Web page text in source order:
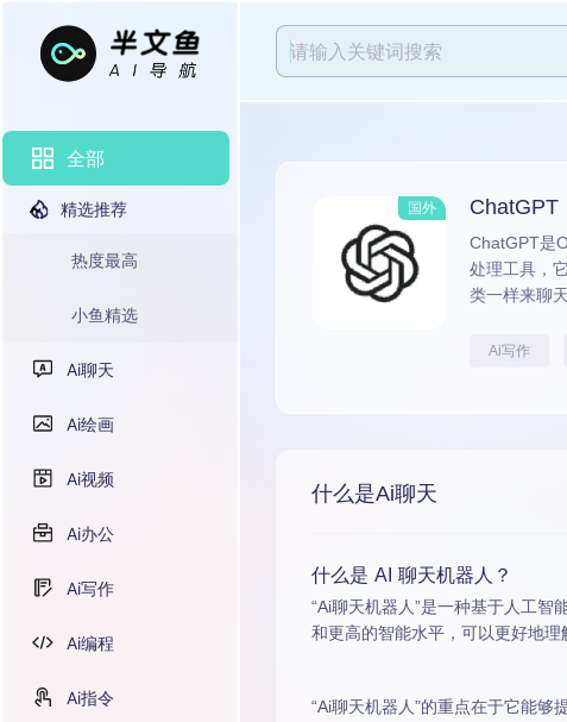
全部
精选推荐
热度最高
小鱼精选
Ai聊天
Ai绘画
Ai视频
Ai办公
Ai写作
Ai编程
Ai指令
国外 ChatGPT
ChatGPT是
处理工具，
类一样来聊
Ai写作
什么是Ai聊天
什么是 AI 聊天机器人？
“Ai聊天机器人”是一种基于人工
和更高的智能水平，可以更好地理
“Ai聊天机器人”的重点在于它能